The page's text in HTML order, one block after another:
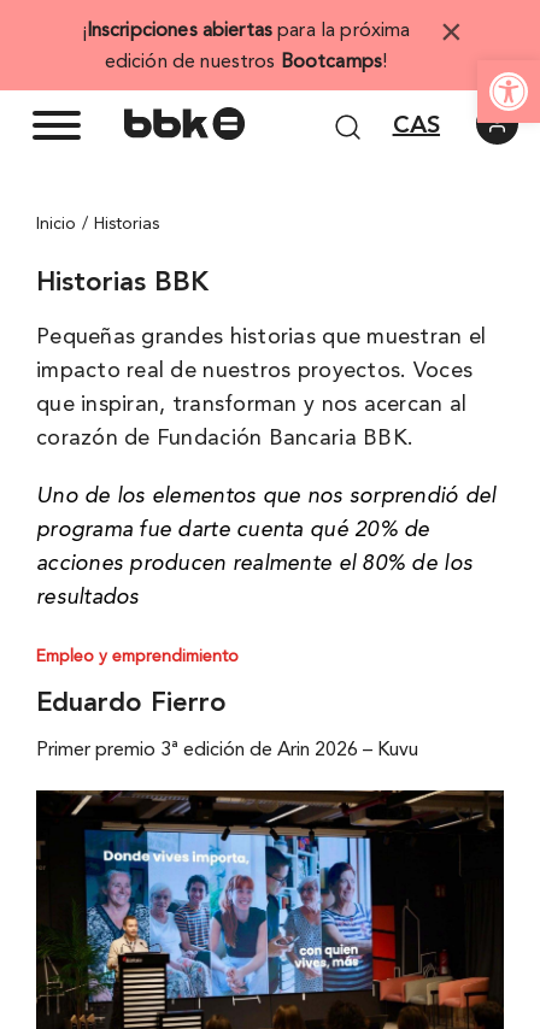
Abrir
¡ Inscripciones abiertas para la próxima
edición de nuestros Bootcamps!
×
CAS
Inicio Historias
Historias BBK
Pequeñas grandes historias que muestran el
impacto real de nuestros proyectos. Voces
que inspiran, transforman y nos acercan al
corazón de Fundación Bancaria BBK.
Uno de los elementos que nos sorprendió del
programa fue darte cuenta qué 20% de
acciones producen realmente el 80% de los
resultados
Empleo y emprendimiento
Eduardo Fierro
Primer premio 3ª edición de Arin 2026 – Kuvu